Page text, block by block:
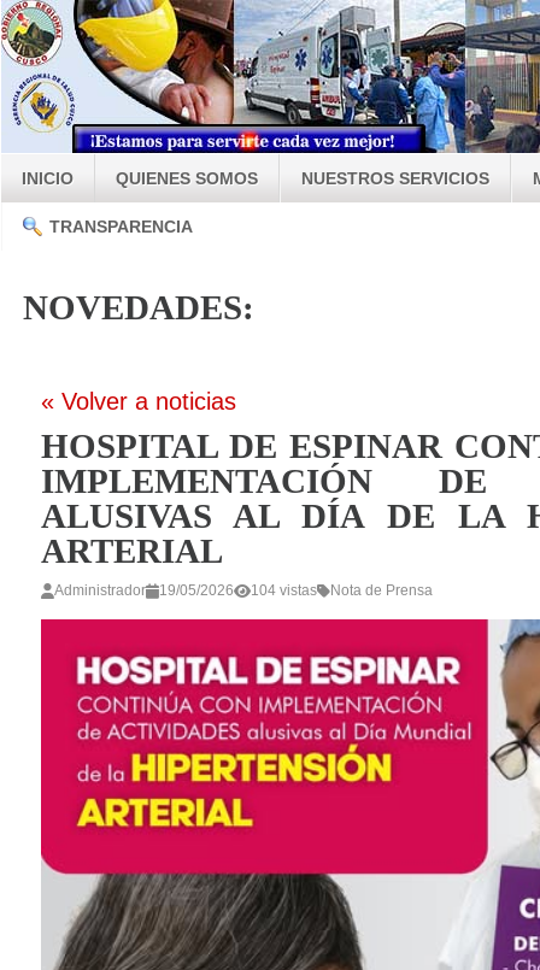
INICIO QUIENES SOMOS NUESTROS SERVICIOS
TRANSPARENCIA
NOVEDADES:
« Volver a noticias
HOSPITAL DE ESPINAR
IMPLEMENTACIÓN DE
ALUSIVAS AL DÍA DE LA
ARTERIAL
Administrador 19/05/2026 104 vistas Nota de Prensa